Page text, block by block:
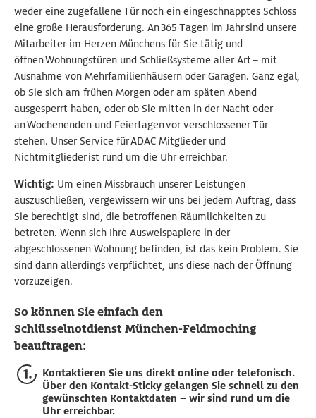
weder eine zugefallene Tür noch ein eingeschnapptes Schloss
eine große Herausforderung. An 365 Tagen im Jahr sind unsere
Mitarbeiter im Herzen Münchens für Sie tätig und
öffnen Wohnungstüren und Schließsysteme aller Art – mit
Ausnahme von Mehrfamilienhäusern oder Garagen. Ganz egal,
ob Sie sich am frühen Morgen oder am späten Abend
ausgesperrt haben, oder ob Sie mitten in der Nacht oder
an Wochenenden und Feiertagen vor verschlossener Tür
stehen. Unser Service für ADAC Mitglieder und
Nichtmitglieder ist rund um die Uhr erreichbar.
Wichtig: Um einen Missbrauch unserer Leistungen
auszuschließen, vergewissern wir uns bei jedem Auftrag, dass
Sie berechtigt sind, die betroffenen Räumlichkeiten zu
betreten. Wenn sich Ihre Ausweispapiere in der
abgeschlossenen Wohnung befinden, ist das kein Problem. Sie
sind dann allerdings verpflichtet, uns diese nach der Öffnung
vorzuzeigen.
So können Sie einfach den
Schlüsselnotdienst München-Feldmoching
beauftragen:
Kontaktieren Sie uns direkt online oder telefonisch.
Über den Kontakt-Sticky gelangen Sie schnell zu den
gewünschten Kontaktdaten – wir sind rund um die
Uhr erreichbar.